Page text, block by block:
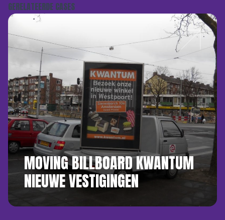
GERELATEERDE CASES
MOVING BILLBOARD KWANTUM
NIEUWE VESTIGINGEN